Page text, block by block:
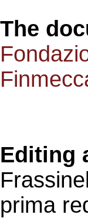
The
Editing
prima